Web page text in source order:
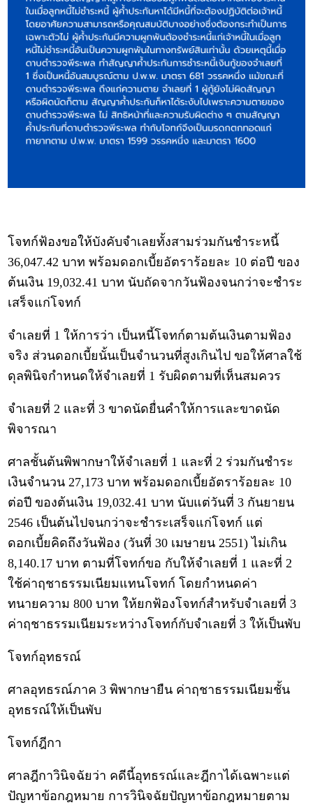
โจทก์ฟ้องขอให้บังคับจำเลยทั้งสามร่วมกันชำระหนี้
36,047.42 บาท พร้อมดอกเบี้ยอัตราร้อยละ 10 ต่อปี ของ
ต้นเงิน 19,032.41 บาท นับถัดจากวันฟ้องจนกว่าจะชำระ
เสร็จแก่โจทก์
จำเลยที่ 1 ให้การว่า เป็นหนี้โจทก์ตามต้นเงินตามฟ้อง
จริง ส่วนดอกเบี้ยนั้นเป็นจำนวนที่สูงเกินไป ขอให้ศาลใช้
ดุลพินิจกำหนดให้จำเลยที่ 1 รับผิดตามที่เห็นสมควร
จำเลยที่ 2 และที่ 3 ขาดนัดยื่นคำให้การและขาดนัด
พิจารณา
ศาลชั้นต้นพิพากษาให้จำเลยที่ 1 และที่ 2 ร่วมกันชำระ
เงินจำนวน 27,173 บาท พร้อมดอกเบี้ยอัตราร้อยละ 10
ต่อปี ของต้นเงิน 19,032.41 บาท นับแต่วันที่ 3 กันยายน
2546 เป็นต้นไปจนกว่าจะชำระเสร็จแก่โจทก์ แต่
ดอกเบี้ยคิดถึงวันฟ้อง (วันที่ 30 เมษายน 2551) ไม่เกิน
8,140.17 บาท ตามที่โจทก์ขอ กับให้จำเลยที่ 1 และที่ 2
ใช้ค่าฤชาธรรมเนียมแทนโจทก์ โดยกำหนดค่า
ทนายความ 800 บาท ให้ยกฟ้องโจทก์สำหรับจำเลยที่ 3
ค่าฤชาธรรมเนียมระหว่างโจทก์กับจำเลยที่ 3 ให้เป็นพับ
โจทก์อุทธรณ์
ศาลอุทธรณ์ภาค 3 พิพากษายืน ค่าฤชาธรรมเนียมชั้น
อุทธรณ์ให้เป็นพับ
โจทก์ฎีกา
ศาลฎีกาวินิจฉัยว่า คดีนี้อุทธรณ์และฎีกาได้เฉพาะแต่
ปัญหาข้อกฎหมาย การวินิจฉัยปัญหาข้อกฎหมายตาม